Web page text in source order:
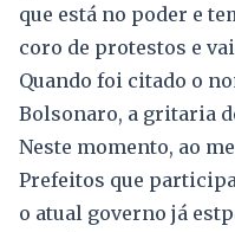
que está no poder e
coro de protestos e
Quando foi citado o
Bolsonaro, a gritaria
Neste momento, ao
Prefeitos que
o atual governo já